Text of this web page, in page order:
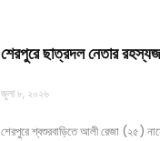
শেরপুরে ছাত্রদল নেতার
জুলা ৮, ২০২৬
শেরপুরে শ্বশুরবাড়িতে আলী রেজা (২৫)